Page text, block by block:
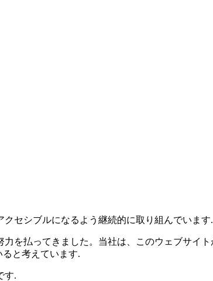
セシブルになるよう継続的に取り組んでいます.
払ってきました。当社は、このウェブサイトが
と考えています.
す.